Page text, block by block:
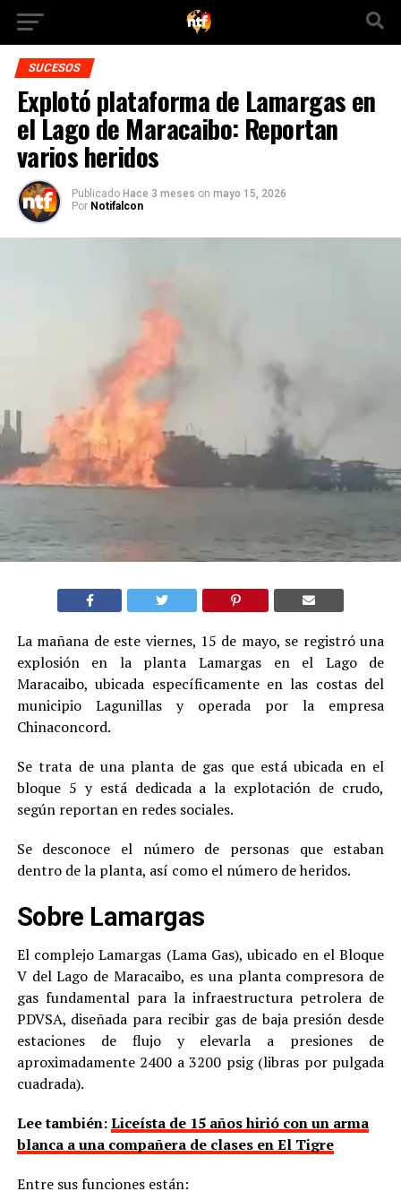
SUCESOS
Explotó plataforma de Lamargas en
el Lago de Maracaibo: Reportan
varios heridos
Publicado Hace 3 meses on mayo 15, 2026
Por Notifalcon
La mañana de este viernes, 15 de mayo, se registró una
explosión en la planta Lamargas en el Lago de
Maracaibo, ubicada específicamente en las costas del
municipio Lagunillas y operada por la empresa
Chinaconcord.
Se trata de una planta de gas que está ubicada en el
bloque 5 y está dedicada a la explotación de crudo,
según reportan en redes sociales.
Se desconoce el número de personas que estaban
dentro de la planta, así como el número de heridos.
Sobre Lamargas
El complejo Lamargas (Lama Gas), ubicado en el Bloque
V del Lago de Maracaibo, es una planta compresora de
gas fundamental para la infraestructura petrolera de
PDVSA, diseñada para recibir gas de baja presión desde
estaciones de flujo y elevarla a presiones de
aproximadamente 2400 a 3200 psig (libras por pulgada
cuadrada).
Lee también:Liceísta de 15 años hirió con un arma
blanca a una compañera de clases en El Tigre
Entre sus funciones están: